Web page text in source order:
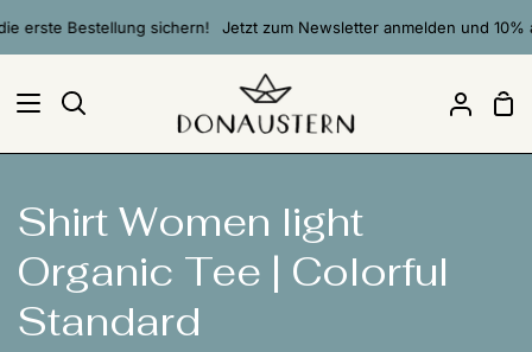
erste Bestellung sichern! Jetzt zum Newsletter anmelden und 10%
Suchen
Mein
Shirt Women light
Organic Tee | Colorful
Standard